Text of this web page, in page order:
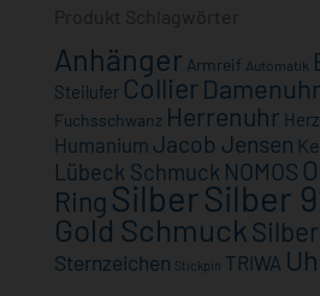
Anhänger Armreif Automatik
Steilufer CollierDamenuhr
Fuchsschwanz Herrenuhr Herz
Humanium Jacob Jensen
Lübeck Schmuck NOMOS
Ring SilberSilber
Gold Schmuck
Sternzeichen Stickpin TRIWA